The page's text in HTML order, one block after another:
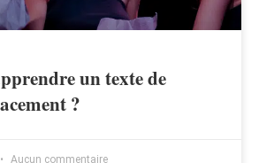
un texte de
?
Aucun commentaire